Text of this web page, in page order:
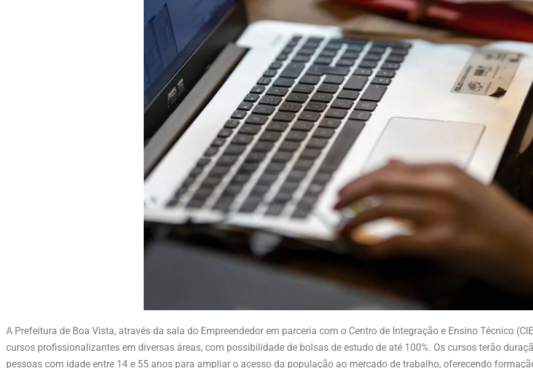
A Prefeitura de Boa Vista, através da sala do Empreendedor em parceria com o Centro de Integração e Ensino Técnico
cursos profissionalizantes em diversas áreas, com possibilidade de bolsas de estudo de até 100%. Os cursos terão
pessoas com idade entre 14 e 55 anos para ampliar o acesso da população ao mercado de trabalho, oferecendo